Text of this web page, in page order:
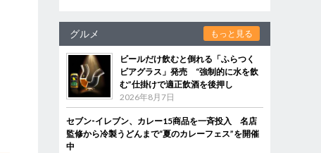
グルメ もっと見る
ビールだけ飲むと倒れる「ふらつく
ビアグラス」発売 “強制的に水を飲
む”仕掛けで適正飲酒を後押し
2026年8月7日
セブン‐イレブン、カレー15商品を一斉投入 名店
監修から冷製うどんまで“夏のカレーフェス”を開催
中